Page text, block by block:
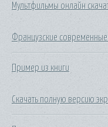
Мультфильмы онлайн
Французские современные
Пример из книги
Скачать полную версию